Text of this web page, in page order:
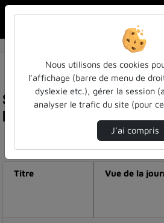
Statistiques de visualisation
Formation science et
Modifier la période de visualisation
Titre Vue de la
Nous utilisons des cookies
l’affichage (barre de menu de
dyslexie etc.), gérer la session
analyser le trafic du site (pour
J’ai compris